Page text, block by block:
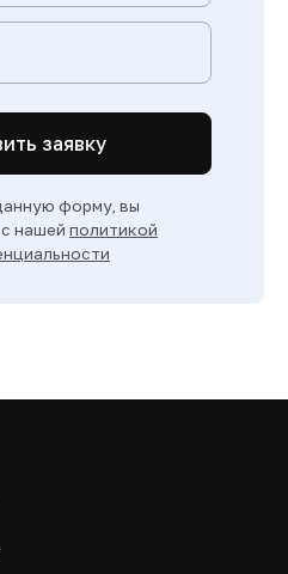
заявку
форму, вы
нашей политикой